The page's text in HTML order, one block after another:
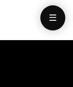
我们不对其中可
任。欧易 Web3
单独服务条款的